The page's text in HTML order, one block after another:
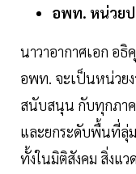
อพท. หน่วยป
นาวาอากาศเอก อธิ
อพท. จะเป็นหน่วยง
สนับสนุน กับทุกภา
และยกระดับพื้นที่ลุ่
ทั้งในมิติสังคม สิ่งแ